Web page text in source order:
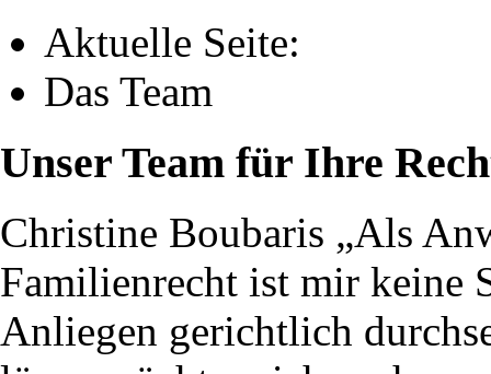
Aktuelle Seite:
Das Team
Unser Team für Ihre
Christine Boubaris „Als
Familienrecht ist mir keine
Anliegen gerichtlich